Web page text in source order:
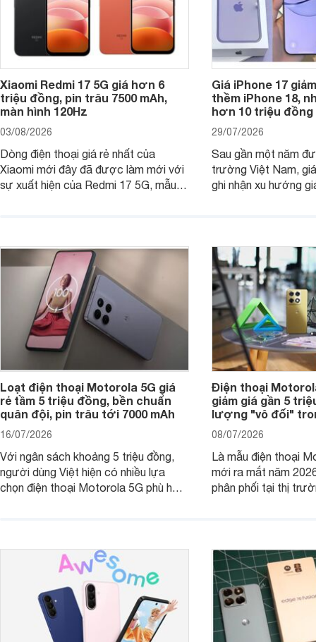
Xiaomi Redmi 17 5G giá hơn 6
triệu đồng, pin trâu 7500 mAh,
màn hình 120Hz
03/08/2026
Dòng điện thoại giá rẻ nhất của
Xiaomi mới đây đã được làm mới với
sự xuất hiện của Redmi 17 5G, mẫu
Giá iPhone 17
thềm iPhone 18,
hơn 10 triệu đồng
29/07/2026
Sau gần một năm
trường Việt Nam,
ghi nhận xu hướng
Loạt điện thoại Motorola 5G giá
rẻ tầm 5 triệu đồng, bền chuẩn
quân đội, pin trâu tới 7000 mAh
16/07/2026
Với ngân sách khoảng 5 triệu đồng,
người dùng Việt hiện có nhiều lựa
chọn điện thoại Motorola 5G phù hợp
Điện thoại
giảm giá gần 5
lượng "vô đối"
08/07/2026
Là mẫu điện thoại
mới ra mắt năm
phân phối tại thị
trình giảm giá hấp
thêm một lựa chọn
người dùng Việt.